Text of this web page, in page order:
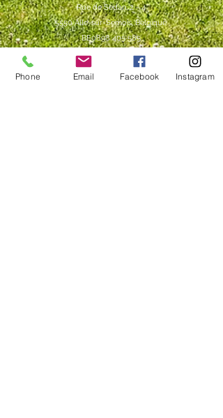
Rue de Sedan, 2 - 4
5550 Alle-sur-Semois, Belgique
BE0898 405 585
Contact
Phone Email Facebook Instagram